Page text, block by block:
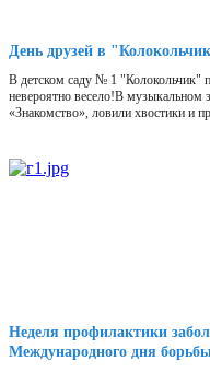
День друзей в
В детском саду № 1 "Колокольчик"
невероятно весело!В музыкальном
«Знакомство», ловили хвостики и
Неделя профилактики
Международного дня